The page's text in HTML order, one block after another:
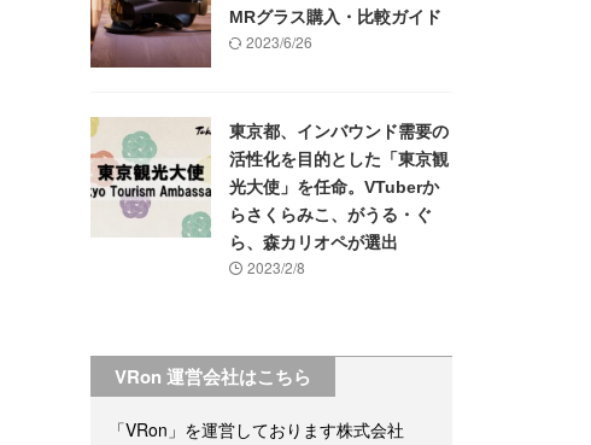
MRグラス購入・比較ガイド
2023/6/26
東京都、インバウンド需要の
活性化を目的とした「東京観
光大使」を任命。VTuberか
らさくらみこ、がうる・ぐ
ら、森カリオペが選出
2023/2/8
VRon 運営会社はこちら
「VRon」を運営しております株式会社